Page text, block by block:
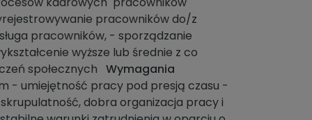
pracowników do/z
pracowników, - sporządzanie
wyższe lub średnie z co
społecznych Wymagania
- umiejętność pracy pod presją czasu -
dobra organizacja pracy i